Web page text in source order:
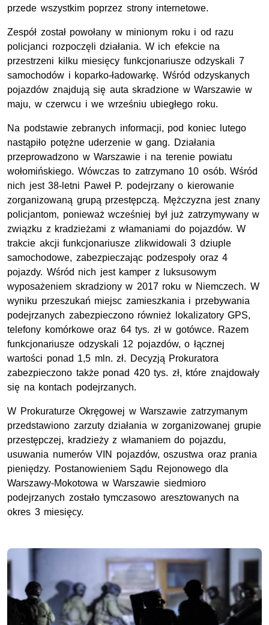
przede wszystkim poprzez strony internetowe.
Zespół został powołany w minionym roku i od razu
policjanci rozpoczęli działania. W ich efekcie na
przestrzeni kilku miesięcy funkcjonariusze odzyskali 7
samochodów i koparko-ładowarkę. Wśród odzyskanych
pojazdów znajdują się auta skradzione w Warszawie w
maju, w czerwcu i we wrześniu ubiegłego roku.
Na podstawie zebranych informacji, pod koniec lutego
nastąpiło potężne uderzenie w gang. Działania
przeprowadzono w Warszawie i na terenie powiatu
wołomińskiego. Wówczas to zatrzymano 10 osób. Wśród
nich jest 38-letni Paweł P. podejrzany o kierowanie
zorganizowaną grupą przestępczą. Mężczyzna jest znany
policjantom, ponieważ wcześniej był już zatrzymywany w
związku z kradzieżami z włamaniami do pojazdów. W
trakcie akcji funkcjonariusze zlikwidowali 3 dziuple
samochodowe, zabezpieczając podzespoły oraz 4
pojazdy. Wśród nich jest kamper z luksusowym
wyposażeniem skradziony w 2017 roku w Niemczech. W
wyniku przeszukań miejsc zamieszkania i przebywania
podejrzanych zabezpieczono również lokalizatory GPS,
telefony komórkowe oraz 64 tys. zł w gotówce. Razem
funkcjonariusze odzyskali 12 pojazdów, o łącznej
wartości ponad 1,5 mln. zł. Decyzją Prokuratora
zabezpieczono także ponad 420 tys. zł, które znajdowały
się na kontach podejrzanych.
W Prokuraturze Okręgowej w Warszawie zatrzymanym
przedstawiono zarzuty działania w zorganizowanej grupie
przestępczej, kradzieży z włamaniem do pojazdu,
usuwania numerów VIN pojazdów, oszustwa oraz prania
pieniędzy. Postanowieniem Sądu Rejonowego dla
Warszawy-Mokotowa w Warszawie siedmioro
podejrzanych zostało tymczasowo aresztowanych na
okres 3 miesięcy.